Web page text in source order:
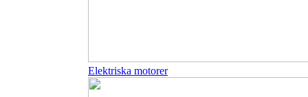
Elektriska motorer